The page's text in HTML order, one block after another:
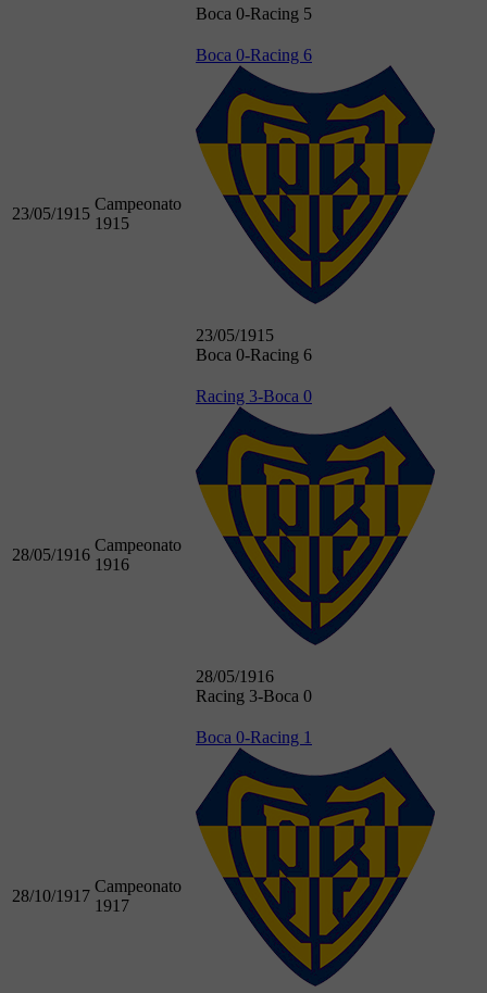
Boca 0-Racing 5
23/05/1915
Campeonato
1915
Boca 0-Racing 6
23/05/1915
Boca 0-Racing 6
28/05/1916
Campeonato
1916
Racing 3-Boca 0
28/05/1916
Racing 3-Boca 0
28/10/1917
Campeonato
1917
Boca 0-Racing 1